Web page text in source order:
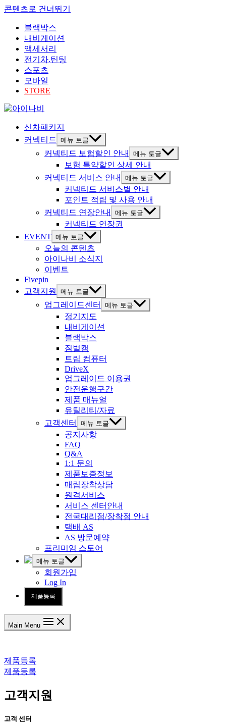
콘텐츠로 건너뛰기
블랙박스
내비게이션
액세서리
전기차.틴팅
스포츠
모바일
STORE
신차패키지
커넥티드
메뉴 토글
커넥티드 보험할인 안내 메뉴 토글
보험 특약할인 상세 안내
커넥티드 서비스 안내
메뉴 토글
커넥티드 서비스별 안내
포인트 적립 및 사용 안내
커넥티드 연장안내
메뉴 토글
커넥티드 연장권
EVENT 메뉴 토글
오늘의 콘텐츠
아이나비 소식지
이벤트
Fivepin
고객지원
메뉴 토글
업그레이드센터 메뉴 토글
정기지도
내비게이션
블랙박스
짐벌캠
트립 컴퓨터
DriveX
업그레이드 이용권
안전운행구간
제품 매뉴얼
유틸리티/자료
고객센터
메뉴 토글
공지사항
FAQ
Q&A
1:1 문의
제품보증정보
매립장착상담
원격서비스
서비스 센터안내
전국대리점/장착점 안내
택배 AS
AS 방문예약
프리미엄 스토어
메뉴 토글
회원가입
Log In
제품등록
Main Menu
제품등록
제품등록
고객지원
고객 센터